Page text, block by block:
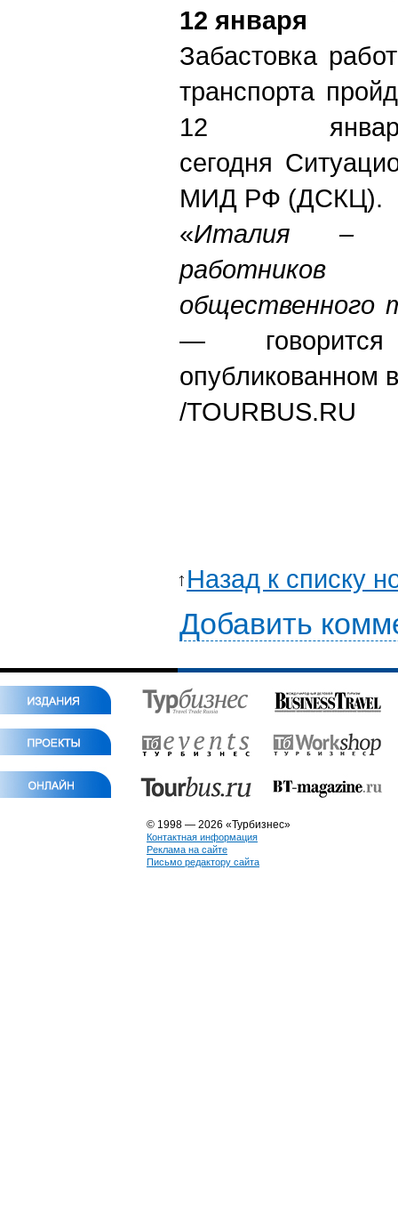
12 января
Забастовка
транспорта
12
сегодня С
МИД РФ (ДСКЦ).
«Италия –
общественного
—
опубликованном
/TOURBUS.RU
Назад к списку
Добавить
© 1998 — 2026 «Турбизнес»
Контактная информация
Реклама на сайте
Письмо редактору сайта